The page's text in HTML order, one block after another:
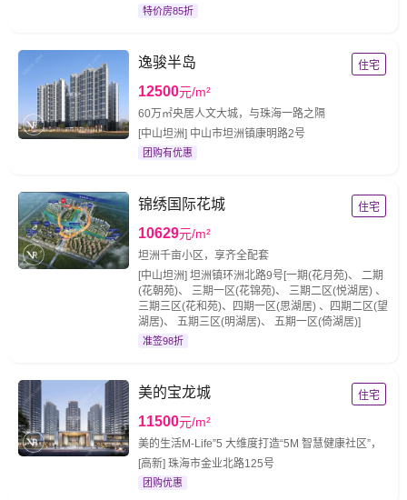
特价房85折
逸骏半岛 住宅
12500元/m²
60万㎡央居人文大城，与珠海一路之隔
[中山坦洲] 中山市坦洲镇康明路2号
团购有优惠
锦绣国际花城 住宅
10629元/m²
坦洲千亩小区，享齐全配套
[中山坦洲] 坦洲镇环洲北路9号[一期(花月苑)、 二期
(花朝苑)、 三期一区(花锦苑)、 三期二区(悦湖居) 、
三期三区(花和苑)、四期一区(思湖居) 、四期二区(望
湖居)、 五期三区(明湖居)、 五期一区(倚湖居)]
准签98折
美的宝龙城 住宅
11500元/m²
美的生活M-Life”5 大维度打造“5M 智慧健康社区”，
[高新] 珠海市金业北路125号
团购优惠